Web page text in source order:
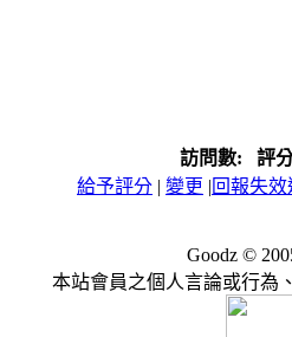
訪問數: 評
給予評分 | 變更 |回報失效
Goodz ©
本站會員之個人言論或行為